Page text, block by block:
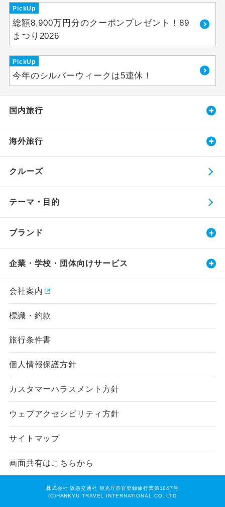
PickUp
総額8,900万円分のクーポンプレゼント！89
まつり2026
PickUp
今年のシルバーウィークは5連休！
国内旅行
海外旅行
クルーズ
テーマ・目的
ブランド
企業・学校・団体向けサービス
会社案内
標識・約款
旅行条件書
個人情報保護方針
カスタマーハラスメント方針
ウェブアクセシビリティ方針
サイトマップ
画面共有はこちらから
株式会社 阪急交通社 観光庁長官登録旅行業第1847号
(C)HANKYU TRAVEL INTERNATIONAL CO.,LTD